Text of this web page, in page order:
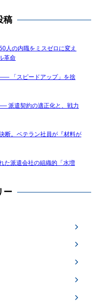
稿
人の内職をミスゼロに変え
革命
「スピードアップ」を捨
派遣契約の適正化と、戦力
断。ベテラン社員が『材料が
派遣会社の組織的「水増
ー